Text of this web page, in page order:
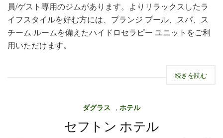
員/ゲスト専用のジムがあります。よりリラックスしたラ
イフスタイルを好む方には、プランジ プール、スパ、ス
チーム ルームを備えたハイドロセラピー ユニットをご利
用いただけます。
続きを読む
ダグラス , ホテル
セフトン ホテル